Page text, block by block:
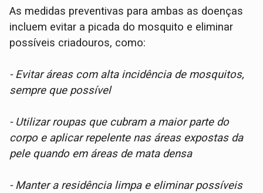
As medidas preventivas para ambas as doenças
incluem evitar a picada do mosquito e eliminar
possíveis criadouros, como:
- Evitar áreas com alta incidência de mosquitos,
sempre que possível
- Utilizar roupas que cubram a maior parte do
corpo e aplicar repelente nas áreas expostas da
pele quando em áreas de mata densa
- Manter a residência limpa e eliminar possíveis